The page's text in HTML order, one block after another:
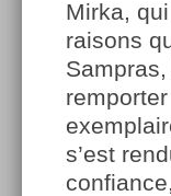
Mirka,
raisons
s’est